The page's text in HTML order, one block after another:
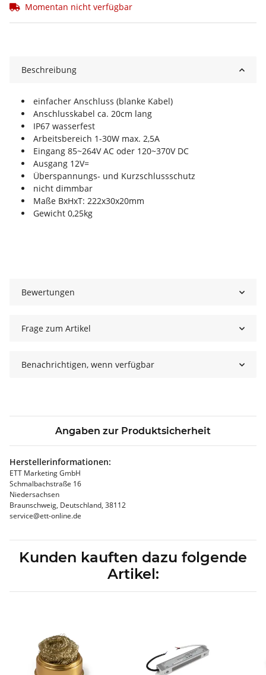
Momentan nicht verfügbar
Beschreibung
einfacher Anschluss (blanke Kabel)
Anschlusskabel ca. 20cm lang
IP67 wasserfest
Arbeitsbereich 1-30W max. 2,5A
Eingang 85~264V AC oder 120~370V DC
Ausgang 12V=
Überspannungs- und Kurzschlussschutz
nicht dimmbar
Maße BxHxT: 222x30x20mm
Gewicht 0,25kg
Bewertungen
Frage zum Artikel
Benachrichtigen, wenn verfügbar
Angaben zur Produktsicherheit
Herstellerinformationen:
ETT Marketing GmbH
Schmalbachstraße 16
Niedersachsen
Braunschweig, Deutschland, 38112
service@ett-online.de
Kunden kauften dazu folgende
Artikel: